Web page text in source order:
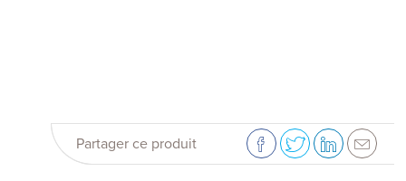
Partager ce produit